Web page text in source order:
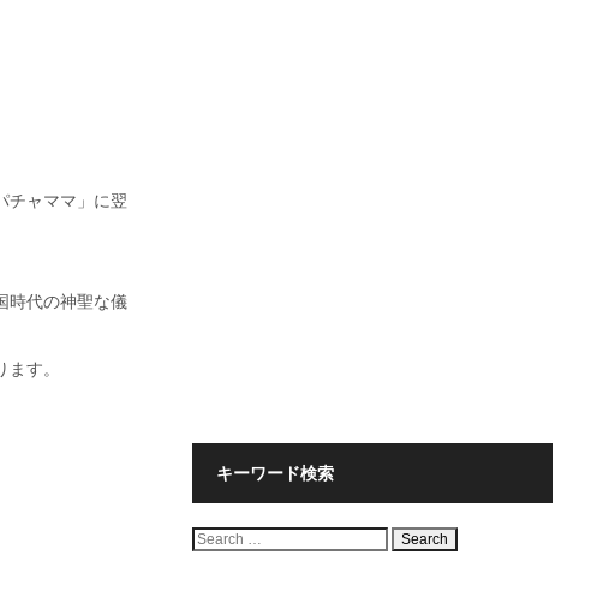
チャママ」に翌
時代の神聖な儀
す。
キーワード検索
検
索: